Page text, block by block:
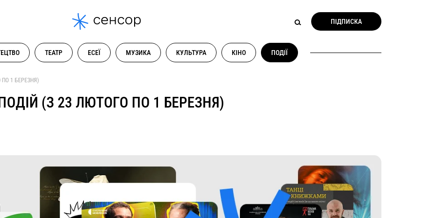
ПІДПИСКА
ТЕАТР ЕСЕЇ МУЗИКА КУЛЬТУРА КІНО ПОДІЇ
1 БЕРЕЗНЯ)
(З 23 ЛЮТОГО ПО 1 БЕРЕЗНЯ)